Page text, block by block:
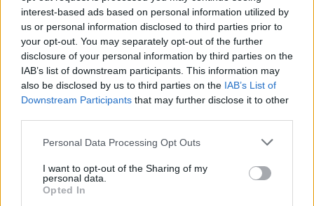
interest-based ads based on personal information utilized by
us or personal information disclosed to third parties prior to
your opt-out. You may separately opt-out of the further
disclosure of your personal information by third parties on the
IAB’s list of downstream participants. This information may
also be disclosed by us to third parties on the IAB’s List of
Downstream Participants that may further disclose it to other
Please note that this website/app uses one or more Google
not limited to your visit or usage behaviour. You may click to
grant or deny consent to Google and its third-party tags to
use your data for below specified purposes in below Google
Personal Data Processing Opt Outs
I want to opt-out of the Sharing of my
personal data.
Opted In